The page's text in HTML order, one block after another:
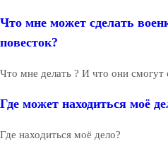
Что мне может сделать
повесток?
Что мне делать ? И что они смогут
Где может находиться моё
Где находиться моё дело?